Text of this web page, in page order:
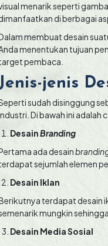
menarik seperti
di berbagai
membuat desain
menentukan tujuan
pembaca.
jenis
sudah disinggung
Di bawah ini adalah
DesainBranding
ada desain
sejumlah elemen
Desain Iklan
terdapat desain
mungkin
Desain Media Sosial